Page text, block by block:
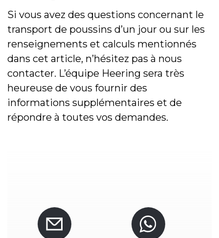
Si vous avez des questions concernant le
transport de poussins d’un jour ou sur les
renseignements et calculs mentionnés
dans cet article, n’hésitez pas à nous
contacter. L’équipe Heering sera très
heureuse de vous fournir des
informations supplémentaires et de
répondre à toutes vos demandes.